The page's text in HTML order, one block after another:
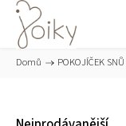
Domů / POKOJÍČEK SNŮ